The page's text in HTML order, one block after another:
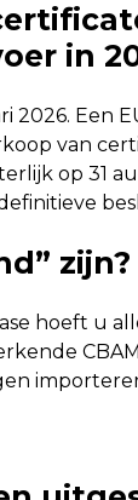
in
2026. Een
van
op 31
zijn?
hoeft u